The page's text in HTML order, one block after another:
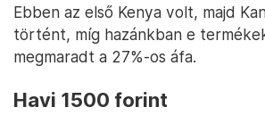
Ebben az első Kenya volt, majd
történt, míg hazánkban e
megmaradt a 27%-os áfa.
Havi 1500 forint